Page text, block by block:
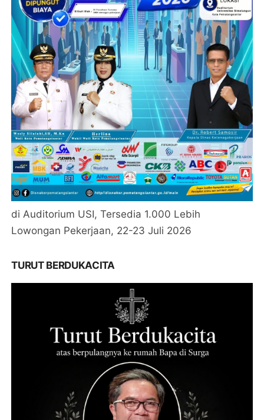
di Auditorium USI, Tersedia 1.000 Lebih
Lowongan Pekerjaan, 22-23 Juli 2026
TURUT BERDUKACITA